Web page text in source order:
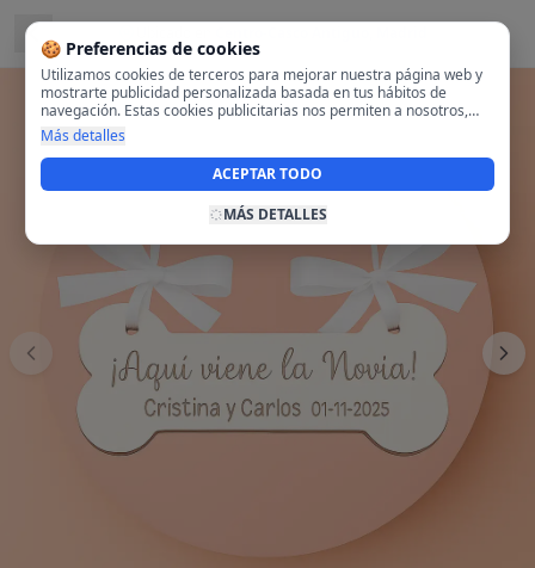
🍪 Preferencias de cookies
Utilizamos cookies de terceros para mejorar nuestra página web y
mostrarte publicidad personalizada basada en tus hábitos de
navegación. Estas cookies publicitarias nos permiten a nosotros,
analizar tu navegación en nuestra página y en internet para
mostrarte anuncios relevantes para ti. Al activarlas, aceptas el uso
de cookies para fines publicitarios y la recopilación y tratamiento de
tus datos de navegación, incluyendo la posible compartición de
Más detalles
ACEPTAR TODO
MÁS DETALLES